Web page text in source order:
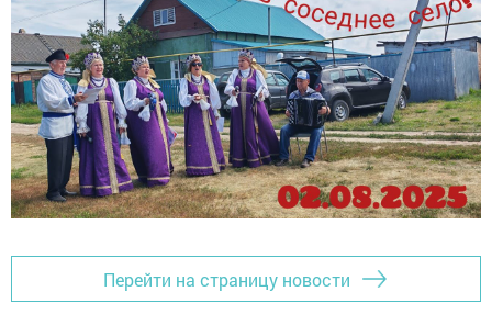
Перейти на страницу новости